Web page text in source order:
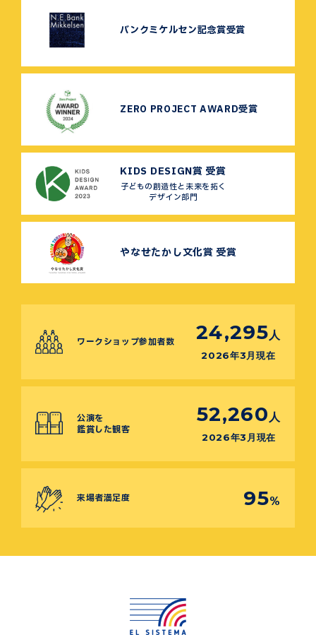
バンクミケルセン記念賞受賞
ZERO PROJECT AWARD受賞
KIDS DESIGN賞 受賞
子どもの創造性と未来を拓く
デザイン部門
やなせたかし文化賞 受賞
ワークショップ参加者数 24,295 人
2026年3月現在
公演を
鑑賞した観客
52,260 人
2026年3月現在
来場者満足度 95%